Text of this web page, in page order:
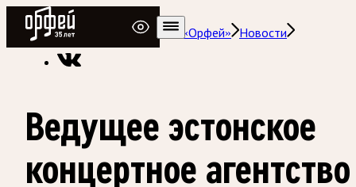
Радио Орфей
Радио классической музыки «Орфей»
Новости
Ведущее эстонское
концертное агентство